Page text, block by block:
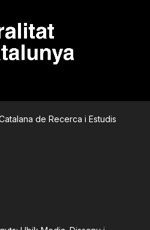
de Recerca i Estudis